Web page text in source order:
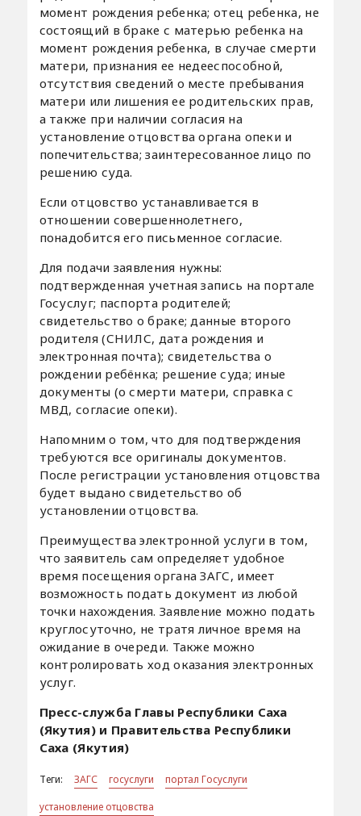
момент рождения ребенка; отец ребенка, не
состоящий в браке с матерью ребенка на
момент рождения ребенка, в случае смерти
матери, признания ее недееспособной,
отсутствия сведений о месте пребывания
матери или лишения ее родительских прав,
а также при наличии согласия на
установление отцовства органа опеки и
попечительства; заинтересованное лицо по
решению суда.
Если отцовство устанавливается в
отношении совершеннолетнего,
понадобится его письменное согласие.
Для подачи заявления нужны:
подтвержденная учетная запись на портале
Госуслуг; паспорта родителей;
свидетельство о браке; данные второго
родителя (СНИЛС, дата рождения и
электронная почта); свидетельства о
рождении ребёнка; решение суда; иные
документы (о смерти матери, справка с
МВД, согласие опеки).
Напомним о том, что для подтверждения
требуются все оригиналы документов.
После регистрации установления отцовства
будет выдано свидетельство об
установлении отцовства.
Преимущества электронной услуги в том,
что заявитель сам определяет удобное
время посещения органа ЗАГС, имеет
возможность подать документ из любой
точки нахождения. Заявление можно подать
круглосуточно, не тратя личное время на
ожидание в очереди. Также можно
контролировать ход оказания электронных
услуг.
Пресс-служба Главы Республики Саха
(Якутия) и Правительства Республики
Саха (Якутия)
Теги: ЗАГС госуслуги
портал Госуслуги
установление отцовства